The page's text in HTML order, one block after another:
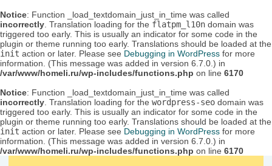
Notice: Function _load_textdomain_just_in_time was called
incorrectly . Translation loading for the flatpm_l10n domain was
triggered too early. This is usually an indicator for some code in the
plugin or theme running too early. Translations should be loaded at the
init action or later. Please see Debugging in WordPress for more
information. (This message was added in version 6.7.0.) in
/var/www/homeli.ru/wp-includes/functions.php on line 6170
Notice: Function _load_textdomain_just_in_time was called
incorrectly . Translation loading for the wordpress-seo domain was
triggered too early. This is usually an indicator for some code in the
plugin or theme running too early. Translations should be loaded at the
init action or later. Please see Debugging in WordPress for more
information. (This message was added in version 6.7.0.) in
/var/www/homeli.ru/wp-includes/functions.php on line 6170